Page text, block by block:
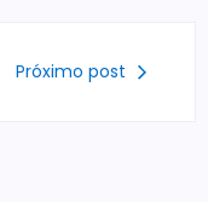
Próximo post